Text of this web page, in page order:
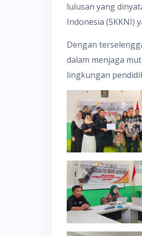
lulusan yang
Indonesia (SKKNI)
Dengan
dalam menjaga
lingkungan